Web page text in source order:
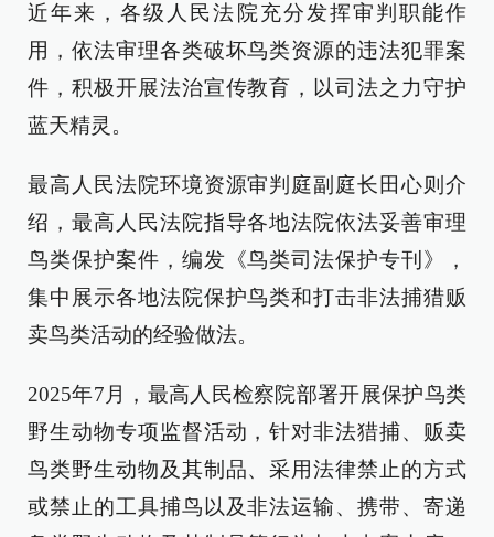
近年来，各级人民法院充分发挥审判职能作
用，依法审理各类破坏鸟类资源的违法犯罪案
件，积极开展法治宣传教育，以司法之力守护
蓝天精灵。
最高人民法院环境资源审判庭副庭长田心则介
绍，最高人民法院指导各地法院依法妥善审理
鸟类保护案件，编发《鸟类司法保护专刊》，
集中展示各地法院保护鸟类和打击非法捕猎贩
卖鸟类活动的经验做法。
2025年7月，最高人民检察院部署开展保护鸟类
野生动物专项监督活动，针对非法猎捕、贩卖
鸟类野生动物及其制品、采用法律禁止的方式
或禁止的工具捕鸟以及非法运输、携带、寄递